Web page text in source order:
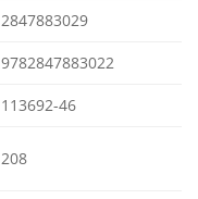
2847883029
9782847883022
113692-46
208